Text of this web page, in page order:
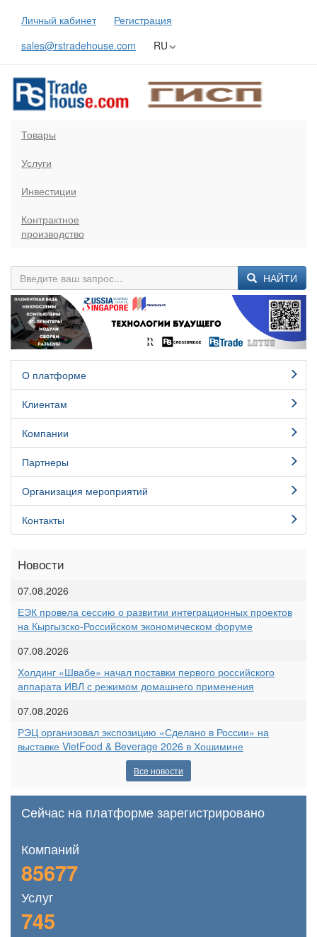
Личный кабинет
Регистрация
sales@rstradehouse.com
RU
Товары
Услуги
Инвестиции
Контрактное
производство
НАЙТИ
Previous Next
О платформе
Клиентам
Компании
Партнеры
Организация мероприятий
Контакты
Новости
07.08.2026
ЕЭК провела сессию о развитии интеграционных проектов
на Кыргызско-Российском экономическом форуме
07.08.2026
Холдинг «Швабе» начал поставки первого российского
аппарата ИВЛ с режимом домашнего применения
07.08.2026
РЭЦ организовал экспозицию «Сделано в России» на
выставке VietFood & Beverage 2026 в Хошимине
Все новости
Сейчас на платформе зарегистрировано
Компаний
85677
Услуг
745